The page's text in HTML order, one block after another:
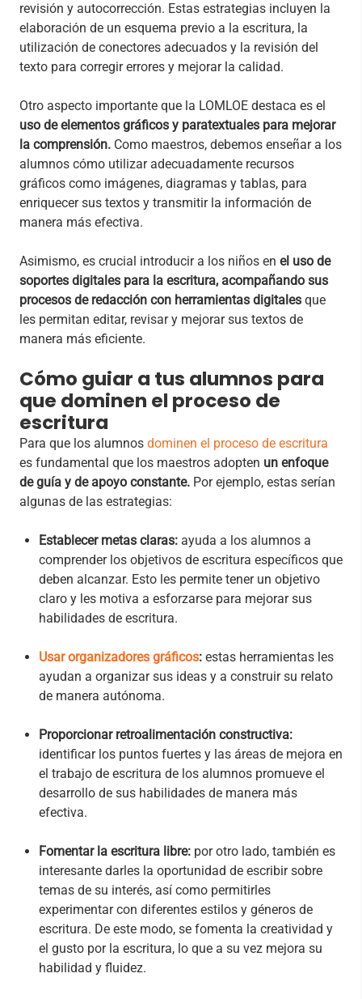
revisión y autocorrección. Estas estrategias incluyen la
elaboración de un esquema previo a la escritura, la
utilización de conectores adecuados y la revisión del
texto para corregir errores y mejorar la calidad.
Otro aspecto importante que la LOMLOE destaca es el
uso de elementos gráficos y paratextuales para mejorar
la comprensión. Como maestros, debemos enseñar a los
alumnos cómo utilizar adecuadamente recursos
gráficos como imágenes, diagramas y tablas, para
enriquecer sus textos y transmitir la información de
manera más efectiva.
Asimismo, es crucial introducir a los niños en el uso de
soportes digitales para la escritura, acompañando sus
procesos de redacción con herramientas digitales que
les permitan editar, revisar y mejorar sus textos de
manera más eficiente.
Cómo guiar a tus alumnos para
que dominen el proceso de
escritura
Para que los alumnos dominen el proceso de escritura
es fundamental que los maestros adopten un enfoque
de guía y de apoyo constante. Por ejemplo, estas serían
algunas de las estrategias:
Establecer metas claras: ayuda a los alumnos a
comprender los objetivos de escritura específicos que
deben alcanzar. Esto les permite tener un objetivo
claro y les motiva a esforzarse para mejorar sus
habilidades de escritura.
Usar organizadores gráficos: estas herramientas les
ayudan a organizar sus ideas y a construir su relato
de manera autónoma.
Proporcionar retroalimentación constructiva:
identificar los puntos fuertes y las áreas de mejora en
el trabajo de escritura de los alumnos promueve el
desarrollo de sus habilidades de manera más
efectiva.
Fomentar la escritura libre: por otro lado, también es
interesante darles la oportunidad de escribir sobre
temas de su interés, así como permitirles
experimentar con diferentes estilos y géneros de
escritura. De este modo, se fomenta la creatividad y
el gusto por la escritura, lo que a su vez mejora su
habilidad y fluidez.